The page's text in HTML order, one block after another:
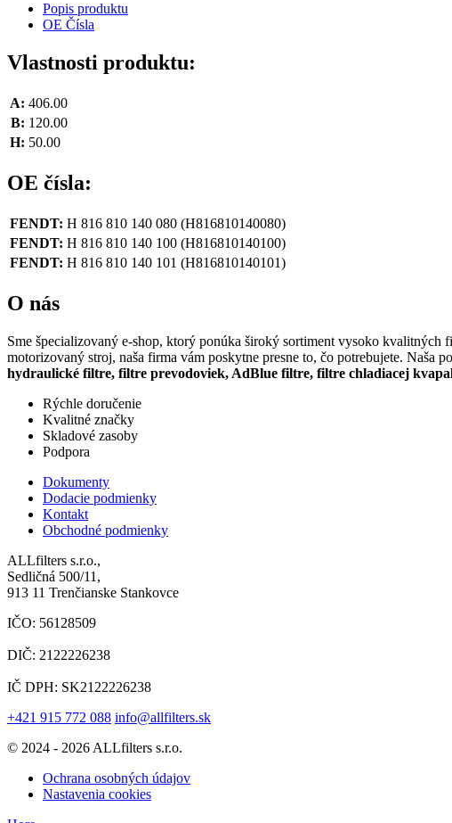
Popis produktu
OE Čísla
Vlastnosti produktu:
A: 406.00
B: 120.00
H: 50.00
OE čísla:
FENDT: H 816 810 140 080 (H816810140080)
FENDT: H 816 810 140 100 (H816810140100)
FENDT: H 816 810 140 101 (H816810140101)
O nás
Sme špecializovaný e-shop, ktorý ponúka široký sortiment vysoko
motorizovaný stroj, naša firma vám poskytne presne to, čo potrebujete. Naša
hydraulické filtre, filtre prevodoviek, AdBlue filtre, filtre chladiacej
Rýchle doručenie
Kvalitné značky
Skladové zasoby
Podpora
Dokumenty
Dodacie podmienky
Kontakt
Obchodné podmienky
ALLfilters s.r.o.,
Sedličná 500/11,
913 11 Trenčianske Stankovce
IČO: 56128509
DIČ: 2122226238
IČ DPH: SK2122226238
+421 915 772 088 info@allfilters.sk
© 2024 - 2026 ALLfilters s.r.o.
Ochrana osobných údajov
Nastavenia cookies